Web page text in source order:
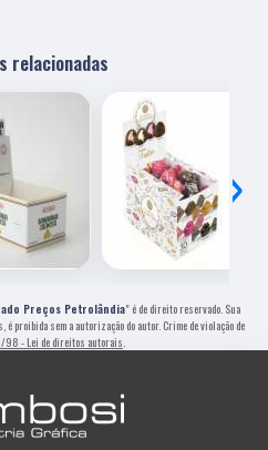
relacionadas
›
Preços Petrolândia" é de direito reservado. Sua
proibida sem a autorização do autor. Crime de violação de
98 - Lei de direitos autorais